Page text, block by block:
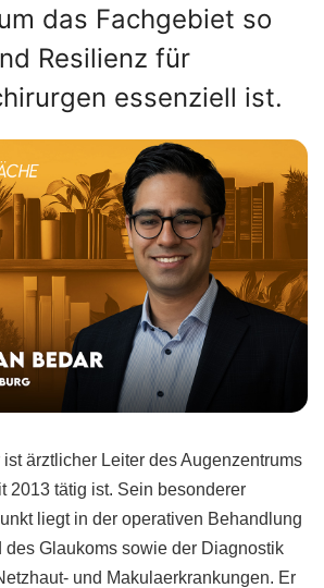
das Fachgebiet so
Resilienz für
essenziell ist.
ärztlicher Leiter des Augenzentrums
2013 tätig ist. Sein besonderer
liegt in der operativen Behandlung
des Glaukoms sowie der Diagnostik
und Makulaerkrankungen. Er